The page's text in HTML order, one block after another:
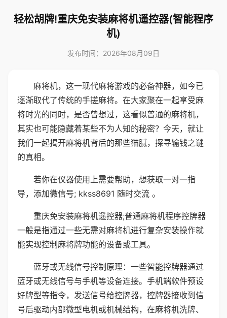
轻松胡牌!重庆免安装麻将机遥控器(智能程序
机)
发布时间：2026年08月09日
麻将机，这一现代麻将游戏的必备神器，如今已
逐渐取代了传统的手搓麻将。在大家聚在一起享受麻
将时光的同时，是否曾想过，这看似普通的麻将机，
其实也可能隐藏着某些不为人知的秘密？今天，就让
我们一起揭开麻将机背后的那些猫腻，探寻输钱之谜
的真相。
若你在仪器使用上需要帮助，想获取一对一指
导，添加微信号; kkss8691 随时交流 。
重庆免安装麻将机遥控器;普通麻将机程序控牌器
一般是指通过一些无需对麻将机进行复杂安装操作就
能实现控制麻将牌功能的设备或工具。
蓝牙或无线信号控制原理：一些智能控牌器通过
蓝牙或无线信号与手机等设备连接。手机端软件预设
好牌型等指令，发送信号给控牌器，控牌器接收到信
号后驱动内部微型电机或机械结构，在麻将机洗牌、